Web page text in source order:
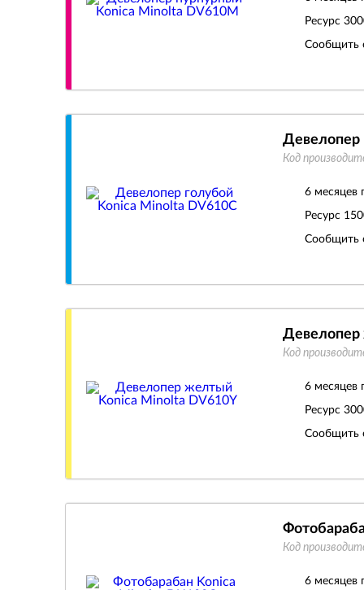
Ресурс
Сообщить
Девелопер
Код
6 месяцев
Ресурс
Сообщить
Девелопер
Код
6 месяцев
Ресурс
Сообщить
Код
6 месяцев